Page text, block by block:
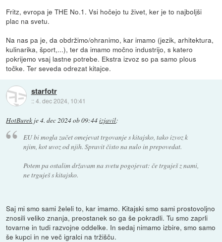
Fritz, evropa je THE No.1. Vsi hočejo tu živet, ker je to najboljši
plac na svetu.
Na nas pa je, da obdržimo/ohranimo, kar imamo (jezik, arhitektura,
kulinarika, šport,...), ter da imamo močno industrijo, s katero
pokrijemo vsaj lastne potrebe. Ekstra izvoz so pa samo plous
točke. Ter seveda odrezat kitajce.
starfotr
::4. dec 2024, 10:41
HotBurek je4. dec 2024 ob 09:44izjavil:
EU bi mogla začet omejevat trgovanje s kitajsko, tako izvoz k
njim, kot uvoz od njih. Spravit čisto na nulo in prepovedat.
Potem pa ostalim državam na svetu pogojevat: če trguješ z nami,
ne trguješ s kitajsko.
Saj mi smo sami želeli to, kar imamo. Kitajski smo sami prostovoljno
znosili veliko znanja, preostanek so ga še pokradli. Tu smo zaprli
tovarne in tudi razvojne oddelke. In sedaj nimamo izbire, smo samo
še kupci in ne več igralci na tržišču.